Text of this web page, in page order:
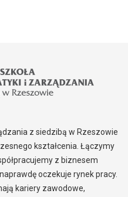
z siedzibą w Rzeszowie
kształcenia. Łączymy
z biznesem
oczekuje rynek pracy.
kariery zawodowe,